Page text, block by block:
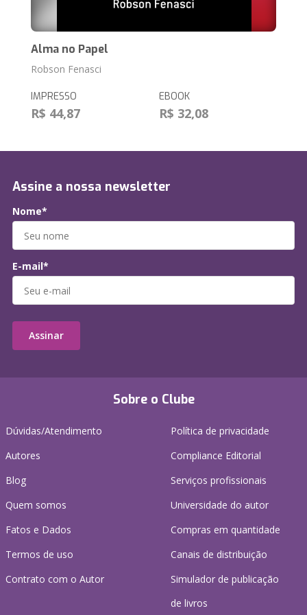
Alma no Papel
Robson Fenasci
IMPRESSO
R$ 44,87
EBOOK
R$ 32,08
Sobre o Clube
Dúvidas/Atendimento
Autores
Blog
Quem somos
Fatos e Dados
Termos de uso
Contrato com o Autor
Política de privacidade
Compliance Editorial
Serviços profissionais
Universidade do autor
Compras em quantidade
Canais de distribuição
Simulador de publicação
de livros
Assine a nossa newsletter
Nome*
E-mail*
Assinar